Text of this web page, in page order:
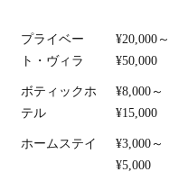
プライベー
ト・ヴィラ
¥20,000～
¥50,000
ボティックホ
テル
¥8,000～
¥15,000
ホームステイ
¥3,000～
¥5,000